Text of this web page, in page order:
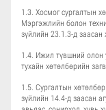
1.3. Хосмог сургалтын
Мэргэжлийн болон
зүйлийн 23.1.3-д
1.4. Ижил түвшний олон
тухайн хөтөлбөрийн
1.5. Сургалтын
зүйлийн 14.4-д заасан